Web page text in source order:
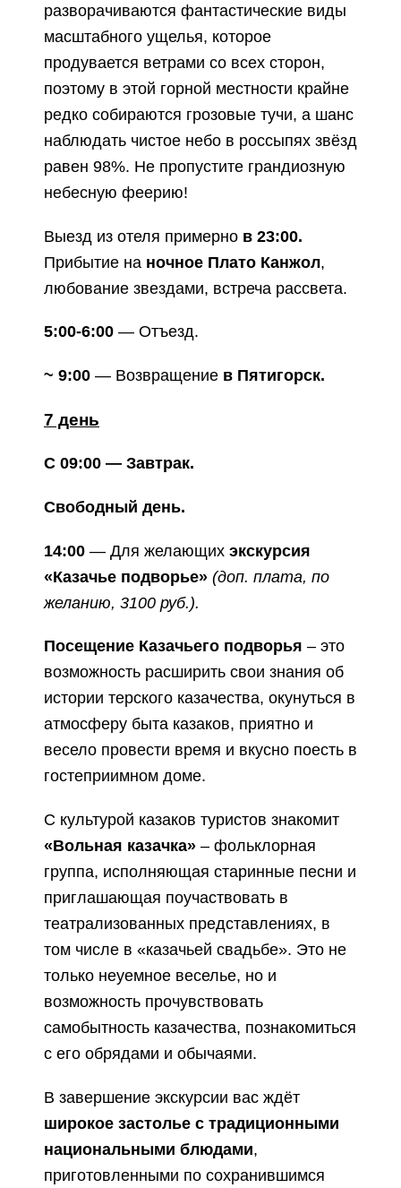
разворачиваются фантастические виды
масштабного ущелья, которое
продувается ветрами со всех сторон,
поэтому в этой горной местности крайне
редко собираются грозовые тучи, а шанс
наблюдать чистое небо в россыпях звёзд
равен 98%. Не пропустите грандиозную
небесную феерию!
Выезд из отеля примерно в 23:00.
Прибытие на ночное Плато Канжол,
любование звездами, встреча рассвета.
5:00-6:00 — Отъезд.
~ 9:00 — Возвращение в Пятигорск.
7 день
С 09:00 — Завтрак.
Свободный день.
14:00 — Для желающих экскурсия
«Казачье подворье» (доп. плата, по
желанию, 3100 руб.).
Посещение Казачьего подворья – это
возможность расширить свои знания об
истории терского казачества, окунуться в
атмосферу быта казаков, приятно и
весело провести время и вкусно поесть в
гостеприимном доме.
С культурой казаков туристов знакомит
«Вольная казачка» – фольклорная
группа, исполняющая старинные песни и
приглашающая поучаствовать в
театрализованных представлениях, в
том числе в «казачьей свадьбе». Это не
только неуемное веселье, но и
возможность прочувствовать
самобытность казачества, познакомиться
с его обрядами и обычаями.
В завершение экскурсии вас ждёт
широкое застолье с традиционными
национальными блюдами,
приготовленными по сохранившимся